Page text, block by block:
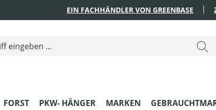
EIN FACHHÄNDLER VON GREENBASE
FORST PKW- HÄNGER MARKEN